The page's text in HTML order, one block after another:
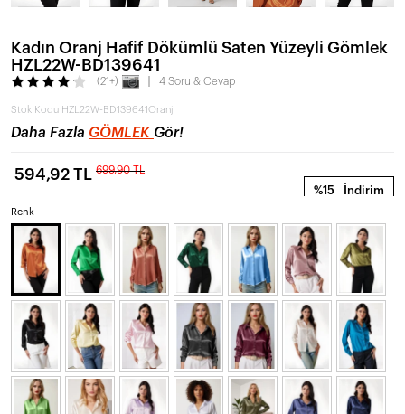
Kadın Oranj Hafif Dökümlü Saten Yüzeyli Gömlek
HZL22W-BD139641
(21+) 4 Soru & Cevap
Stok Kodu HZL22W-BD139641Oranj
Daha Fazla GÖMLEK Gör!
%15 İndirim
594,92 TL 699,90 TL
Renk